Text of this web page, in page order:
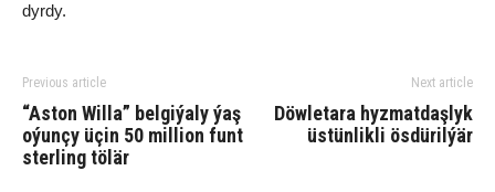
dyr­dy.
Previous article
“Aston Willa” belgiýaly ýaş
oýunçy üçin 50 million funt
sterling tölär
Next article
Döwletara hyzmatdaşlyk
üstünlikli ösdürilýär